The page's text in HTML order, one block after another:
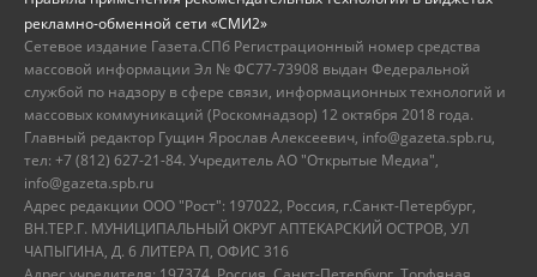
рекламно-обменной сети «СМИ2»
Сетевое издание Газета.СПб Регистрационный номер средства
массовой информации Эл № ФС77-73908 выдан Федеральной
службой по надзору в сфере связи, информационных технологий и
массовых коммуникаций (Роскомнадзор) 12 октября 2018 года.
Главный редактор Гущин Ярослав Алексеевич, info@gazeta.spb.ru,
тел: +7 (812) 627-21-84. Учредитель АО "Открытые Медиа",
info@gazeta.spb.ru
Адрес редакции ООО "Рост": 197022, Россия, г.Санкт-Петербург,
ВН.ТЕР.Г. МУНИЦИПАЛЬНЫЙ ОКРУГ АПТЕКАРСКИЙ ОСТРОВ, УЛ
ЧАПЫГИНА, Д. 6 ЛИТЕРА П, ОФИС 316